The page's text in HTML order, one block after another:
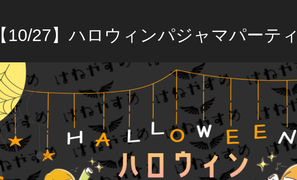
【10/27】ハロウィンパジャマパーテ